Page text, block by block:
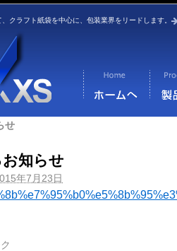
クラフト紙袋を中心に、包装業界をリードします。
せ
知らせ
年7月23日